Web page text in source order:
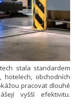
stala standardem
obchodních
pracovat dlouhé
vyšší efektivitu.